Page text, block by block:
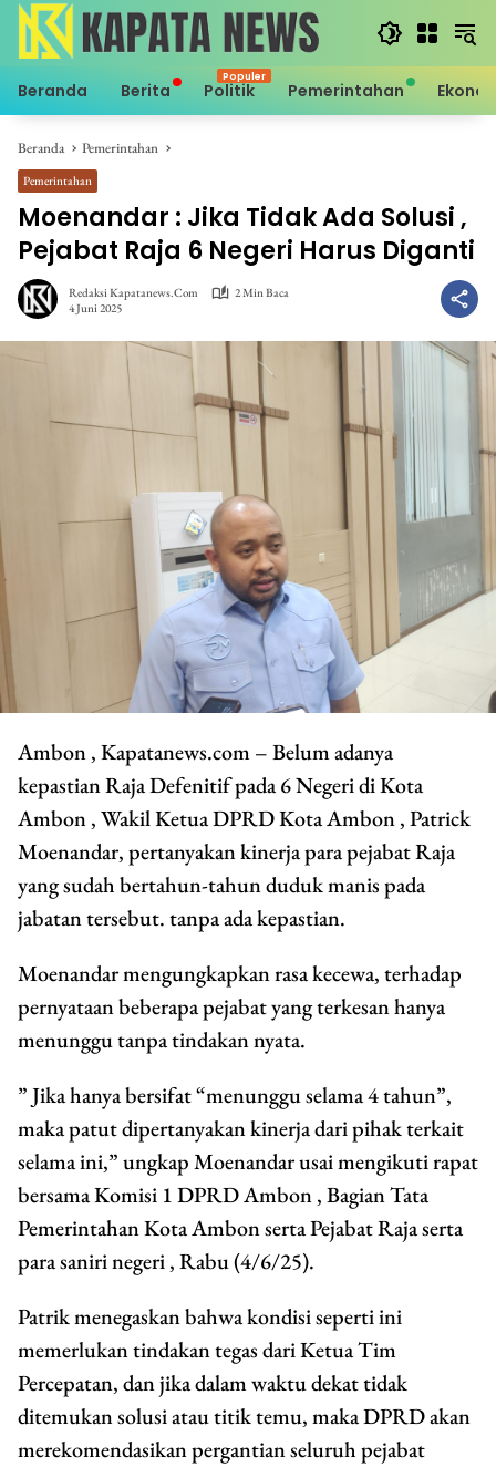
Langsung
konten
Beranda Berita Politik Pemerintahan
Beranda Pemerintahan
Pemerintahan
Moenandar : Jika Tidak Ada Solusi ,
Pejabat Raja 6 Negeri Harus Diganti
Redaksi Kapatanews.com
2 Min Baca
4 Juni 2025
Ambon , Kapatanews.com – Belum adanya
kepastian Raja Defenitif pada 6 Negeri di Kota
Ambon , Wakil Ketua DPRD Kota Ambon , Patrick
Moenandar, pertanyakan kinerja para pejabat Raja
yang sudah bertahun-tahun duduk manis pada
jabatan tersebut. tanpa ada kepastian.
Moenandar mengungkapkan rasa kecewa, terhadap
pernyataan beberapa pejabat yang terkesan hanya
menunggu tanpa tindakan nyata.
” Jika hanya bersifat “menunggu selama 4 tahun”,
maka patut dipertanyakan kinerja dari pihak terkait
selama ini,” ungkap Moenandar usai mengikuti rapat
bersama Komisi 1 DPRD Ambon , Bagian Tata
Pemerintahan Kota Ambon serta Pejabat Raja serta
para saniri negeri , Rabu (4/6/25).
Patrik menegaskan bahwa kondisi seperti ini
memerlukan tindakan tegas dari Ketua Tim
Percepatan, dan jika dalam waktu dekat tidak
ditemukan solusi atau titik temu, maka DPRD akan
merekomendasikan pergantian seluruh pejabat